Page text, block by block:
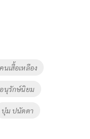
คนเสื้อเหลือง
นุรักษ์นิยม
บุ๋ม ปนัดดา